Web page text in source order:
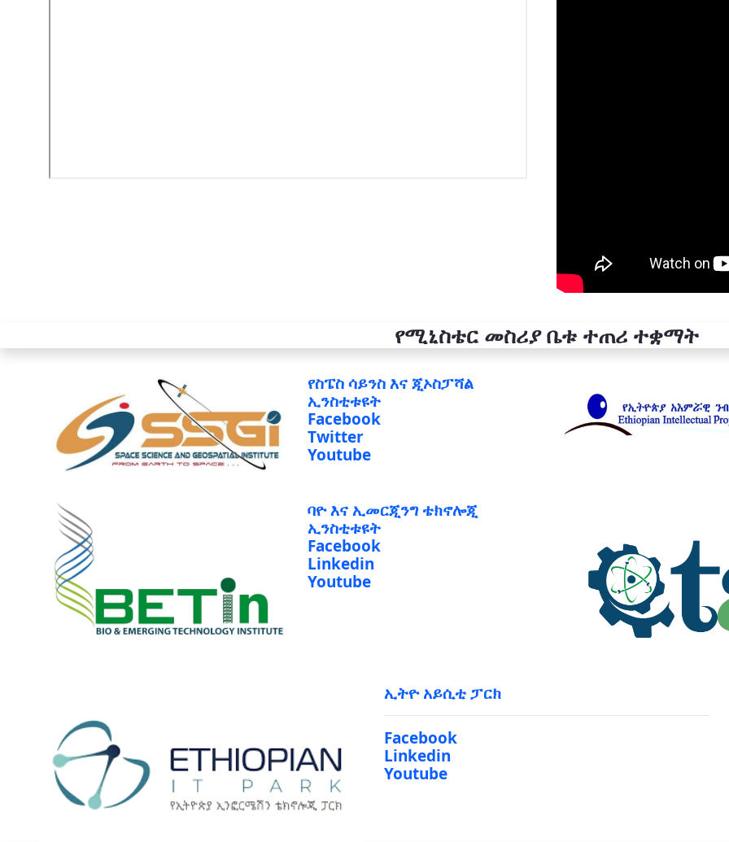
የሚኒስቴር መስሪያ ቤቱ ተጠሪ ተቋማት
የስፔስ ሳይንስ እና ጂኦስፓሻል
ኢንስቲቱዩት
Facebook
Twitter
Youtube
ባዮ እና ኢመርጂንግ ቴክኖሎጂ
ኢንስቲቱዩት
Facebook
Linkedin
Youtube
ኢትዮ አይሲቲ ፓርክ
Facebook
Linkedin
Youtube